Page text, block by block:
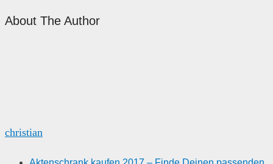
About The Author
christian